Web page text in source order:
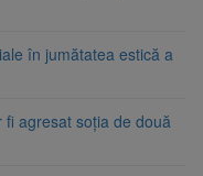
în jumătatea estică a
agresat soția de două